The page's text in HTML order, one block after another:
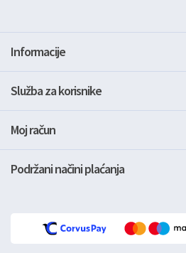
Informacije
Služba za korisnike
Moj račun
Podržani načini plaćanja